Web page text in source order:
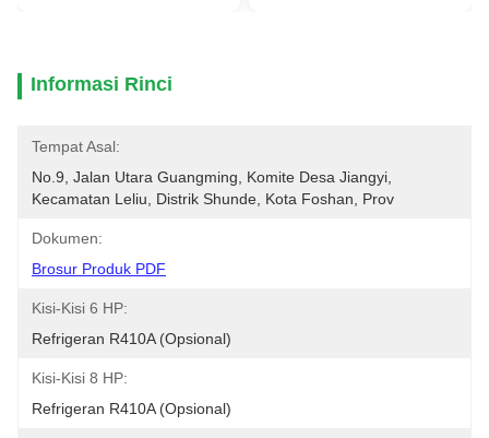
Informasi Rinci
Tempat Asal:
No.9, Jalan Utara Guangming, Komite Desa Jiangyi,
Kecamatan Leliu, Distrik Shunde, Kota Foshan, Prov
Dokumen:
Brosur Produk PDF
Kisi-Kisi 6 HP:
Refrigeran R410A (opsional)
Kisi-Kisi 8 HP:
Refrigeran R410A (opsional)